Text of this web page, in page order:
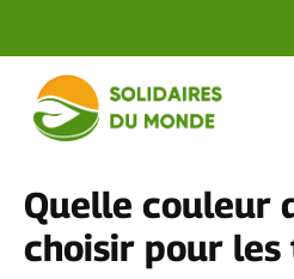
contenu
Quelle couleur
choisir pour